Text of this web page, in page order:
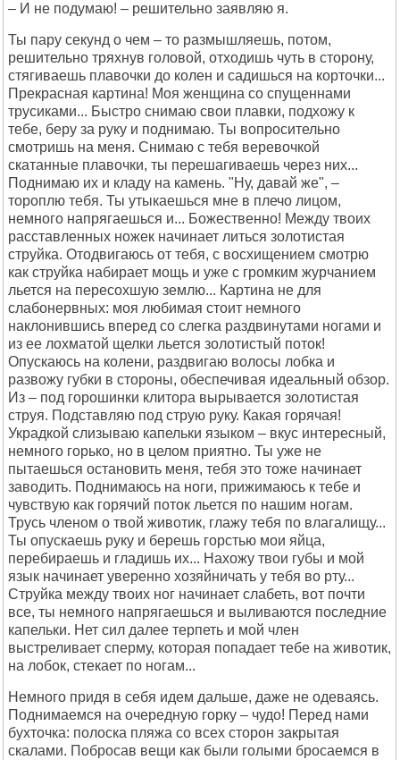
– И не подумаю! – решительно заявляю я.
Ты пару секунд о чем – то размышляешь, потом,
решительно тряхнув головой, отходишь чуть в сторону,
стягиваешь плавочки до колен и садишься на корточки...
Прекрасная картина! Моя женщина со спущеннами
трусиками... Быстро снимаю свои плавки, подхожу к
тебе, беру за руку и поднимаю. Ты вопросительно
смотришь на меня. Снимаю с тебя веревочкой
скатанные плавочки, ты перешагиваешь через них...
Поднимаю их и кладу на камень. "Ну, давай же", –
тороплю тебя. Ты утыкаешься мне в плечо лицом,
немного напрягаешься и... Божественно! Между твоих
расставленных ножек начинает литься золотистая
струйка. Отодвигаюсь от тебя, с восхищением смотрю
как струйка набирает мощь и уже с громким журчанием
льется на пересохшую землю... Картина не для
слабонервных: моя любимая стоит немного
наклонившись вперед со слегка раздвинутами ногами и
из ее лохматой щелки льется золотистый поток!
Опускаюсь на колени, раздвигаю волосы лобка и
развожу губки в стороны, обеспечивая идеальный обзор.
Из – под горошинки клитора вырывается золотистая
струя. Подставляю под струю руку. Какая горячая!
Украдкой слизываю капельки языком – вкус интересный,
немного горько, но в целом приятно. Ты уже не
пытаешься остановить меня, тебя это тоже начинает
заводить. Поднимаюсь на ноги, прижимаюсь к тебе и
чувствую как горячий поток льется по нашим ногам.
Трусь членом о твой животик, глажу тебя по влагалищу...
Ты опускаешь руку и берешь горстью мои яйца,
перебираешь и гладишь их... Нахожу твои губы и мой
язык начинает уверенно хозяйничать у тебя во рту...
Струйка между твоих ног начинает слабеть, вот почти
все, ты немного напрягаешься и выливаются последние
капельки. Нет сил далее терпеть и мой член
выстреливает сперму, которая попадает тебе на животик,
на лобок, стекает по ногам...
Немного придя в себя идем дальше, даже не одеваясь.
Поднимаемся на очередную горку – чудо! Перед нами
бухточка: полоска пляжа со всех сторон закрытая
скалами. Побросав вещи как были голыми бросаемся в